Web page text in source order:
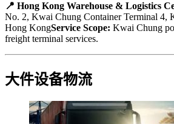
📍 Hong Kong Warehouse & Logistics
No. 2, Kwai Chung Container Terminal 4,
Hong KongService Scope: Kwai Chung
freight terminal services.
大件设备物流